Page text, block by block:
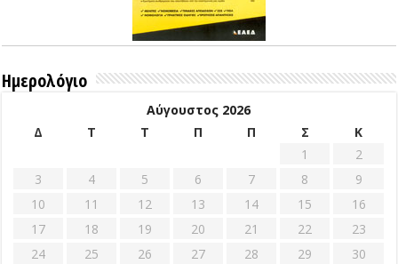
Ημερολόγιο
Αύγουστος 2026
Δ
Τ Τ Π Π Σ
Κ
1
2
3
4 5 6 7 8
9
10
11 12 13 14 15
16
17
18 19 20 21 22
23
24
25 26 27 28 29
30